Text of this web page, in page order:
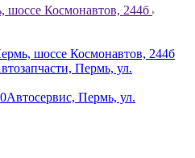
шоссе Космонавтов, 244б
шоссе Космонавтов, 244б
Пермь, ул.
Автосервис, Пермь, ул.